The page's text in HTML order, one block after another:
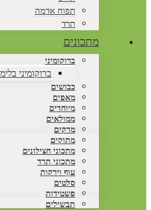
תפוח אדמה
תרד
מתכונים
ברוקומיני
ברוקומיני
כבושים
מאפים
מיוחדים
ממולאים
מרקים
מתוקים
מתכוני חצילונים
מתכוני תרד
עוף וירקות
סלטים
פשטידות
תבשילים